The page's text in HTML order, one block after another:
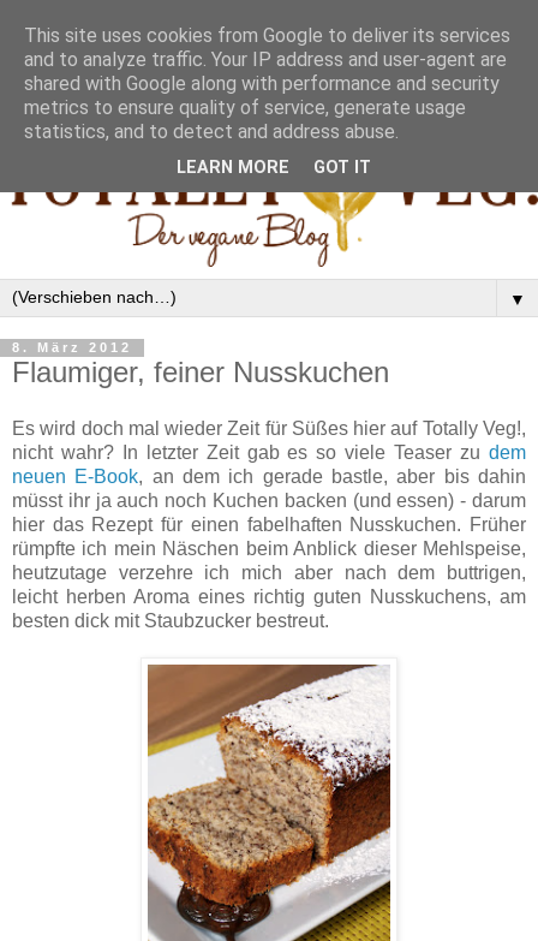
▼
8. März 2012
Flaumiger, feiner Nusskuchen
Es wird doch mal wieder Zeit für Süßes hier auf Totally Veg!,
nicht wahr? In letzter Zeit gab es so viele Teaser zu dem
neuen E-Book, an dem ich gerade bastle, aber bis dahin
müsst ihr ja auch noch Kuchen backen (und essen) - darum
hier das Rezept für einen fabelhaften Nusskuchen. Früher
rümpfte ich mein Näschen beim Anblick dieser Mehlspeise,
heutzutage verzehre ich mich aber nach dem buttrigen,
leicht herben Aroma eines richtig guten Nusskuchens, am
besten dick mit Staubzucker bestreut.
This site uses cookies from Google to deliver its services
and to analyze traffic. Your IP address and user-agent are
shared with Google along with performance and security
metrics to ensure quality of service, generate usage
statistics, and to detect and address abuse.
LEARN MORE GOT IT